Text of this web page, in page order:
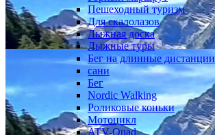
Пешеходный туризм
Для скалолазов
Лыжная доска
Лыжные туры
Бег на длинные дистанции
сани
Бег
Nordic Walking
Роликовые коньки
Мотоцикл
ATV-Quad